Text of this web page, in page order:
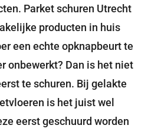
Parket schuren Utrecht
producten in huis
een echte opknapbeurt te
onbewerkt? Dan is het niet
te schuren. Bij gelakte
is het juist wel
eerst geschuurd worden